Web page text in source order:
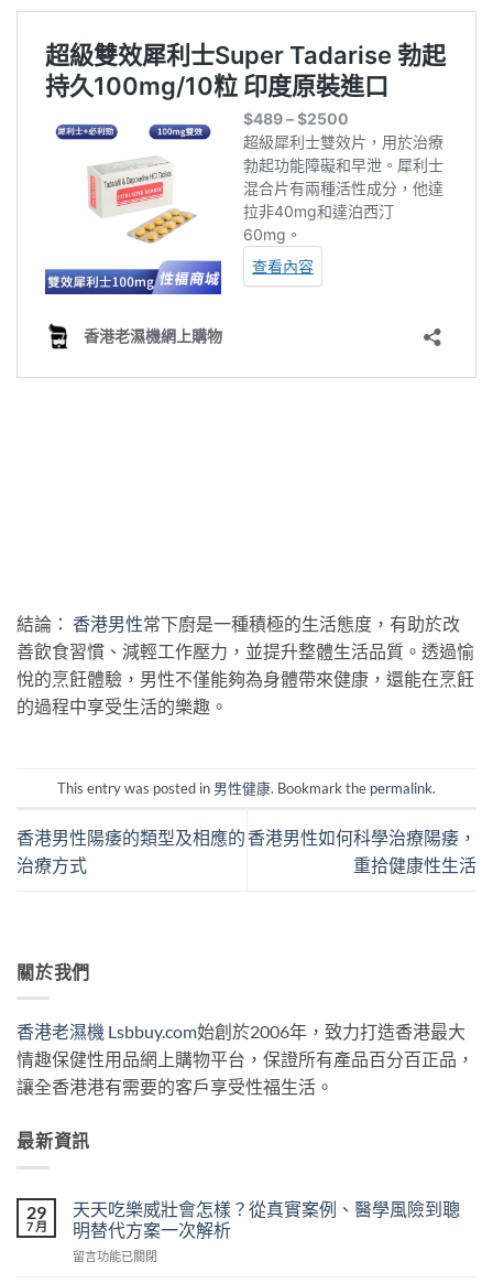
結論： 香港男性常下廚是一種積極的生活態度，有助於改
善飲食習慣、減輕工作壓力，並提升整體生活品質。透過愉
悅的烹飪體驗，男性不僅能夠為身體帶來健康，還能在烹飪
的過程中享受生活的樂趣。
This entry was posted in 男性健康. Bookmark the permalink.
香港男性陽痿的類型及相應的
治療方式
香港男性如何科學治療陽痿，
重拾健康性生活
關於我們
香港老濕機 Lsbbuy.com始創於2006年，致力打造香港最大
情趣保健性用品網上購物平台，保證所有產品百分百正品，
讓全香港港有需要的客戶享受性福生活。
最新資訊
29
7 月
天天吃樂威壯會怎樣？從真實案例、醫學風險到聰
明替代方案一次解析
在
留言功能已關閉